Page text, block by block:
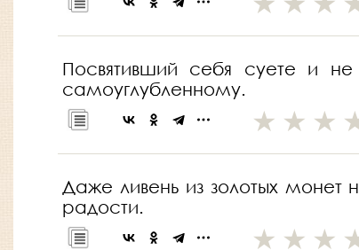
Посвятивший себя суете и
самоуглубленному.
Даже ливень из золотых монет
радости.